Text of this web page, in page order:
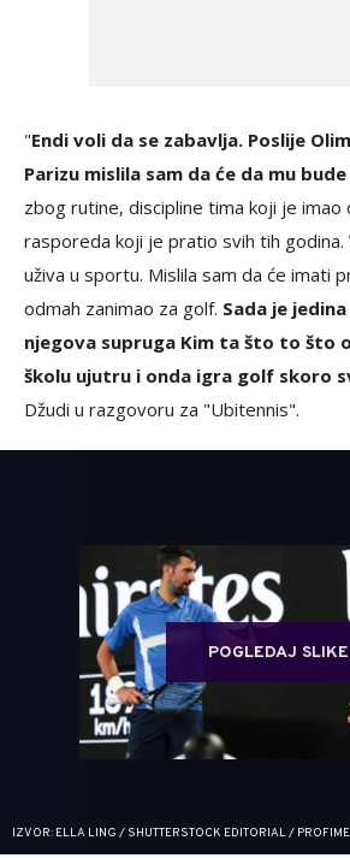
"Endi voli da se zabavlja. Poslije
Parizu mislila sam da će da mu
zbog rutine, discipline tima koji je imao
rasporeda koji je pratio svih tih godina.
uživa u sportu. Mislila sam da će imati
odmah zanimao za golf. Sada je
njegova supruga Kim ta što to što
školu ujutru i onda igra golf skoro
Džudi u razgovoru za "Ubitennis".
POGLEDAJ SLIKE
IZVOR: ELLA LING / SHUTTERSTOCK EDITORIAL /